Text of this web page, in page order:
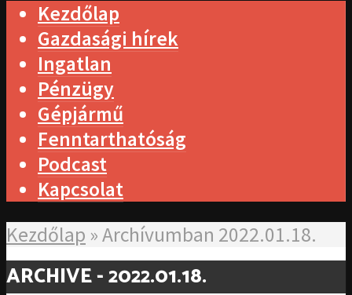
Kezdőlap
Gazdasági hírek
Ingatlan
Pénzügy
Gépjármű
Fenntarthatóság
Podcast
Kapcsolat
Kezdőlap »Archívumban 2022.01.18.
ARCHIVE - 2022.01.18.